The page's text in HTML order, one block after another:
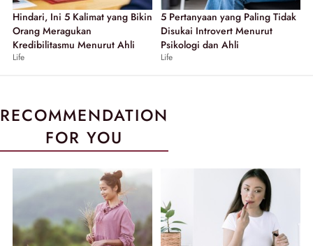
Hindari, Ini 5 Kalimat yang Bikin
Orang Meragukan
Kredibilitasmu Menurut Ahli
Life
5 Pertanyaan yang Paling Tidak
Disukai Introvert Menurut
Psikologi dan Ahli
Life
RECOMMENDATION
FOR YOU